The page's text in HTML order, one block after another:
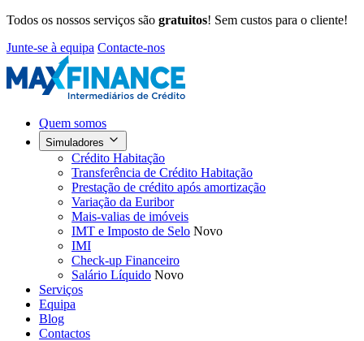
Todos os nossos serviços são gratuitos! Sem custos para o cliente!
Junte-se à equipa Contacte-nos
Quem somos
Simuladores
Crédito Habitação
Transferência de Crédito Habitação
Prestação de crédito após amortização
Variação da Euribor
Mais-valias de imóveis
IMT e Imposto de Selo Novo
IMI
Check-up Financeiro
Salário Líquido Novo
Serviços
Equipa
Blog
Contactos